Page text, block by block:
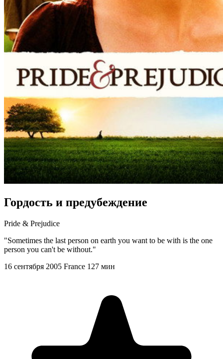
Гордость и предубеждение
Pride & Prejudice
"Sometimes the last person on earth you want to be with is the one
person you can't be without."
16 сентября 2005 France 127 мин